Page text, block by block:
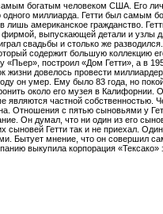
богатым человеком США. Его
миллиарда. Гетти был самым
американское гражданство.
фирмой, выпускающей детали и узлы
свадьбы и столько же
содержит большую коллекцию
«Пьер», построил «Дом Гетти», а в
жизни довелось провести
он умер. Ему было 83 года, но
около его музея в Калифорнии.
частной собственностью.
Отношения с пятью сыновьями у
Он думал, что ни один из его
сыновей Гетти так и не приехал.
Бытует мнение, что он совершил
выкупила корпорация «Тексако»